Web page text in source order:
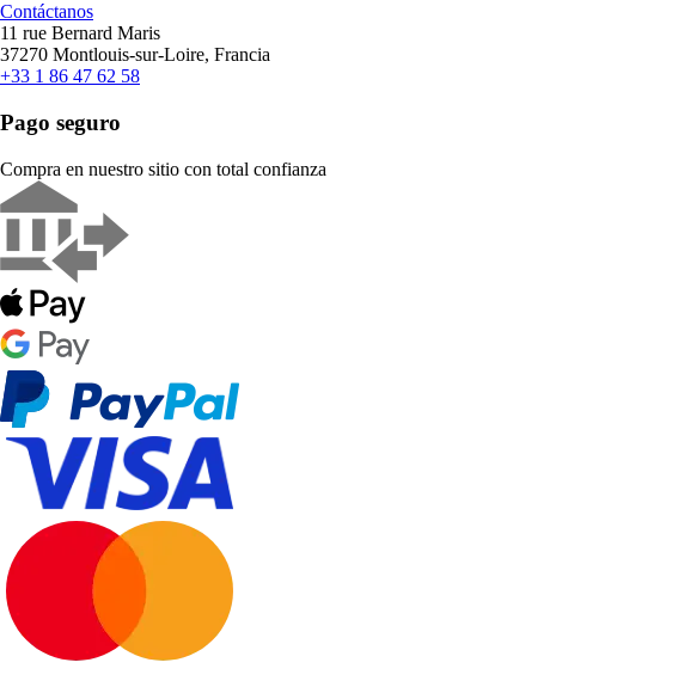
Contáctanos
11 rue Bernard Maris
37270 Montlouis-sur-Loire, Francia
+33 1 86 47 62 58
Pago seguro
Compra en nuestro sitio con total confianza